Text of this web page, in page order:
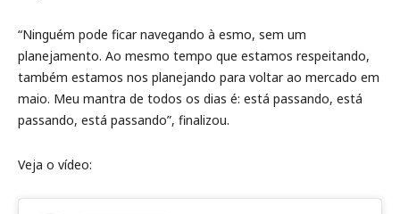
“Ninguém pode ficar navegando à esmo, sem um
planejamento. Ao mesmo tempo que estamos respeitando,
também estamos nos planejando para voltar ao mercado em
maio. Meu mantra de todos os dias é: está passando, está
passando, está passando”, finalizou.
Veja o vídeo: